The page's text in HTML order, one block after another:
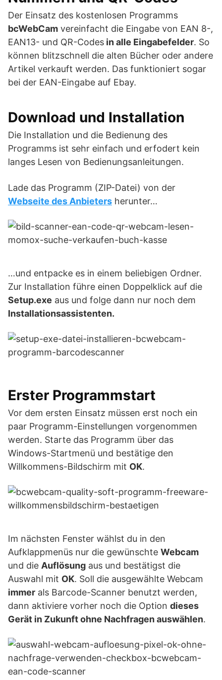
Der Einsatz des kostenlosen Programms
bcWebCam vereinfacht die Eingabe von EAN 8-,
EAN13- und QR-Codes in alle Eingabefelder. So
können blitzschnell die alten Bücher oder andere
Artikel verkauft werden. Das funktioniert sogar
bei der EAN-Eingabe auf Ebay.
Download und Installation
Die Installation und die Bedienung des
Programms ist sehr einfach und erfodert kein
langes Lesen von Bedienungsanleitungen.
Lade das Programm (ZIP-Datei) von der
Webseite des Anbieters herunter…
…und entpacke es in einem beliebigen Ordner.
Zur Installation führe einen Doppelklick auf die
Setup.exe aus und folge dann nur noch dem
Installationsassistenten.
Erster Programmstart
Vor dem ersten Einsatz müssen erst noch ein
paar Programm-Einstellungen vorgenommen
werden. Starte das Programm über das
Windows-Startmenü und bestätige den
Willkommens-Bildschirm mit OK.
Im nächsten Fenster wählst du in den
Aufklappmenüs nur die gewünschte Webcam
und die Auflösung aus und bestätigst die
Auswahl mit OK. Soll die ausgewählte Webcam
immer als Barcode-Scanner benutzt werden,
dann aktiviere vorher noch die Option dieses
Gerät in Zukunft ohne Nachfragen auswählen.